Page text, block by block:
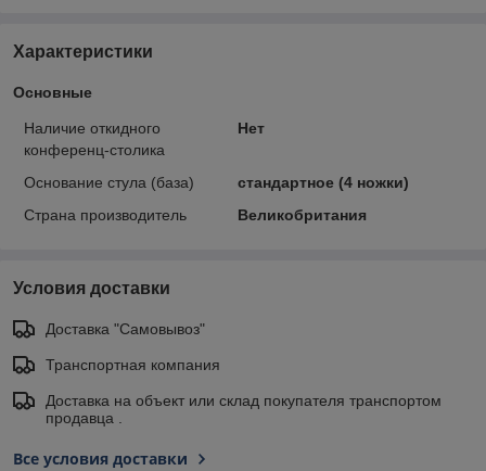
Характеристики
Основные
Наличие откидного
конференц-столика
Нет
Основание стула (база)
стандартное (4 ножки)
Страна производитель
Великобритания
Условия доставки
Доставка "Самовывоз"
Транспортная компания
Доставка на объект или склад покупателя транспортом
продавца .
Все условия доставки